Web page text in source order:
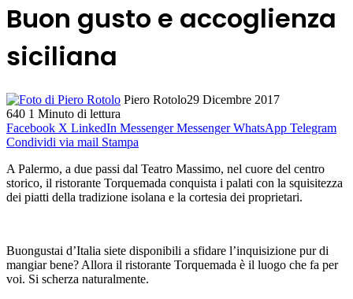
Buon gusto e accoglienza
siciliana
Piero Rotolo29 Dicembre 2017
640 1 Minuto di lettura
Facebook X LinkedIn Messenger Messenger WhatsApp Telegram
Condividi via mail Stampa
A Palermo, a due passi dal Teatro Massimo, nel cuore del centro
storico, il ristorante Torquemada conquista i palati con la squisitezza
dei piatti della tradizione isolana e la cortesia dei proprietari.
Buongustai d’Italia siete disponibili a sfidare l’inquisizione pur di
mangiar bene? Allora il ristorante Torquemada è il luogo che fa per
voi. Si scherza naturalmente.